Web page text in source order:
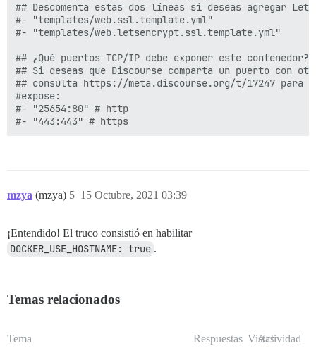
## Descomenta estas dos líneas si deseas agregar
#- "templates/web.ssl.template.yml"
#- "templates/web.letsencrypt.ssl.template.yml"
## ¿Qué puertos TCP/IP debe exponer este contenedor?
## Si deseas que Discourse comparta un puerto con
## consulta https://meta.discourse.org/t/17247 para
#expose:
#- "25654:80" # http
mzya (mzya) 15 Octubre, 2021 03:39
5
¡Entendido! El truco consistió en habilitar
DOCKER_USE_HOSTNAME: true .
Temas relacionados
Tema Respuestas Vistas
Actividad